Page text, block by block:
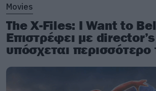
Movies
The X-Files: I Want to
Επιστρέφει με
υπόσχεται περισσότερο